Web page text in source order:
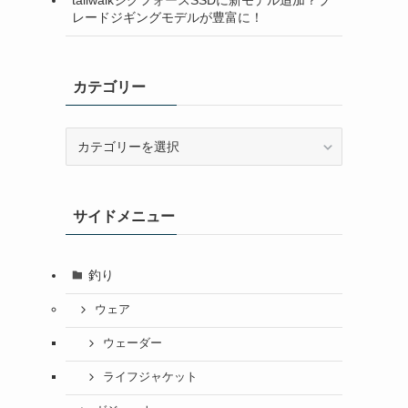
レードジギングモデルが豊富に！
カテゴリー
ーサイドメニュー
釣り
ウェア
ウェーダー
ライフジャケット